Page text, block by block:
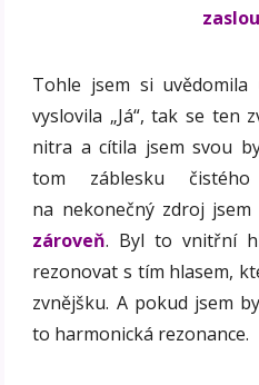
Tohle jsem si
vyslovila „Já“, tak se ten
nitra a cítila jsem svou
tom záblesku
na nekonečný zdroj jsem
zároveň. Byl to vnitřní
rezonovat s tím hlasem,
zvnějšku. A pokud jsem
to harmonická rezonance.